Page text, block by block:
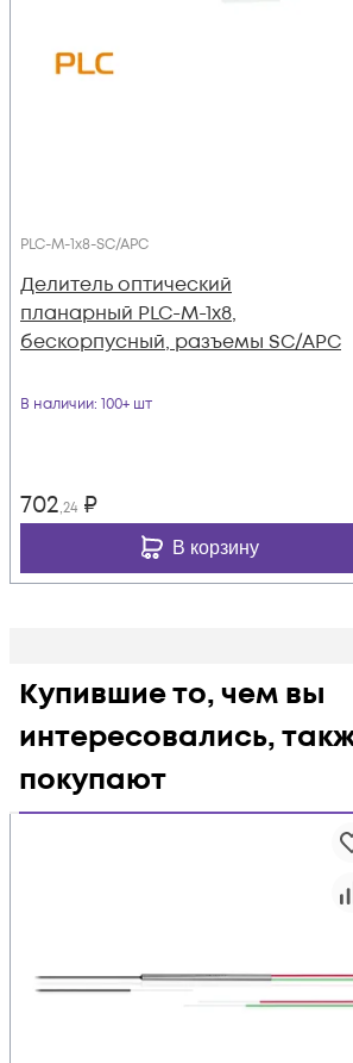
PLC-M-1x8-SC/APC
Делитель оптический
планарный PLC-M-1x8,
бескорпусный, разъемы SC/APC
В наличии: 100+ шт
702,24 ₽
В корзину
Купившие то, чем вы
интересовались,
покупают